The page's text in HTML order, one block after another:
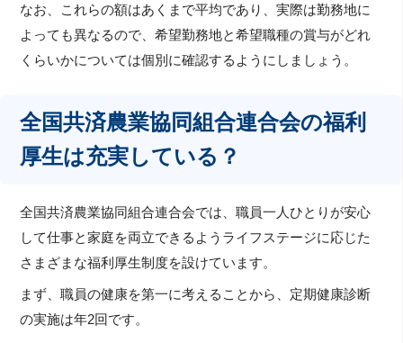
なお、これらの額はあくまで平均であり、実際は勤務地に
よっても異なるので、希望勤務地と希望職種の賞与がどれ
くらいかについては個別に確認するようにしましょう。
全国共済農業協同組合連合会の福利
厚生は充実している？
全国共済農業協同組合連合会では、職員一人ひとりが安心
して仕事と家庭を両立できるようライフステージに応じた
さまざまな福利厚生制度を設けています。
まず、職員の健康を第一に考えることから、定期健康診断
の実施は年2回です。